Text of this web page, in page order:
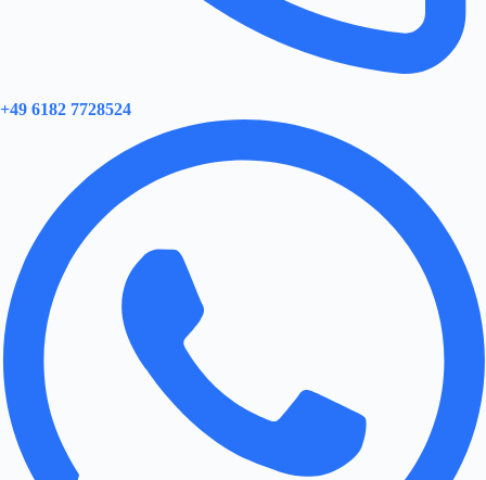
+49 6182 7728524